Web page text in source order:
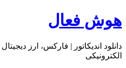
هوش فعال
دانلود اندیکاتور | فارکس، ارز
الکترونیکی